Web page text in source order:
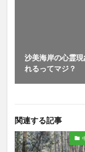
沙美海岸の心霊
れるってマジ？
関連する記事